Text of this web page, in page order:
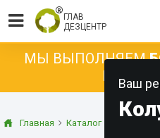
ГЛАВ
ДЕЗЦЕНТР
Ваш
МЫ ВЫПОЛНЯЕМ
Главная Каталог